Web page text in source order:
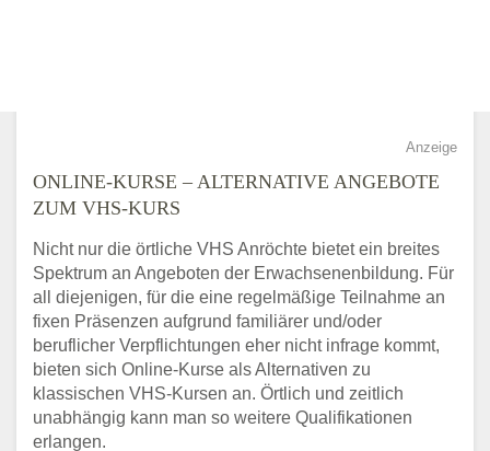
Anzeige
ONLINE-KURSE – ALTERNATIVE ANGEBOTE
ZUM VHS-KURS
Nicht nur die örtliche VHS Anröchte bietet ein breites
Spektrum an Angeboten der Erwachsenenbildung. Für
all diejenigen, für die eine regelmäßige Teilnahme an
fixen Präsenzen aufgrund familiärer und/oder
beruflicher Verpflichtungen eher nicht infrage kommt,
bieten sich Online-Kurse als Alternativen zu
klassischen VHS-Kursen an. Örtlich und zeitlich
unabhängig kann man so weitere Qualifikationen
erlangen.